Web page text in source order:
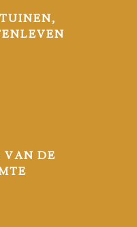
VAN DE